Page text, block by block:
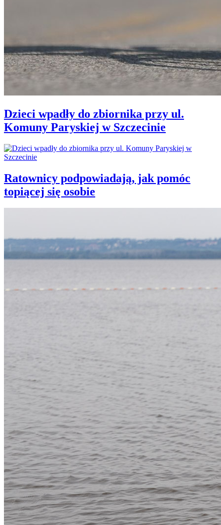
Dzieci wpadły do zbiornika przy ul.
Komuny Paryskiej w Szczecinie
Ratownicy podpowiadają, jak pomóc
topiącej się osobie